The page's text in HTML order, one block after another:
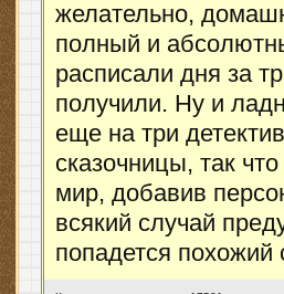
желательно,
полный и
расписали дня за
получили. Ну и
еще на три
сказочницы, так
мир, добавив
всякий случай
попадется